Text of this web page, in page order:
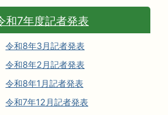
和7年度記者発表
令和8年3月記者発表
令和8年2月記者発表
令和8年1月記者発表
令和7年12月記者発表